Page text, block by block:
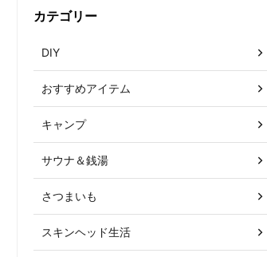
カテゴリー
DIY
おすすめアイテム
キャンプ
サウナ＆銭湯
さつまいも
スキンヘッド生活